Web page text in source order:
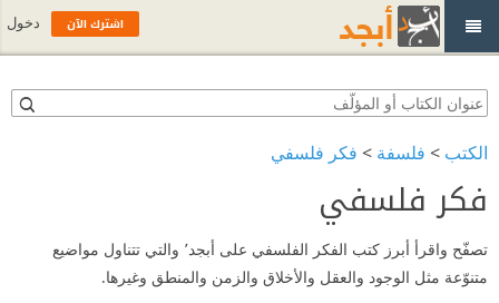
الكتب > فلسفة > فكر فلسفي
فكر فلسفي
تصفّح واقرأ أبرز كتب الفكر الفلسفي على أبجد٬ والتي تتناول مواضيع
متنوّعة مثل الوجود والعقل والأخلاق والزمن والمنطق وغيرها.
اشترك الآن دخول